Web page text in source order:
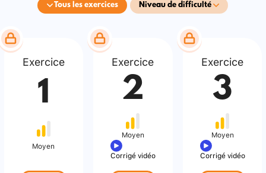
Tous les exercices Niveau de difficulté
Exercice
1
Moyen
Exercice
2
Moyen
Corrigé vidéo
Exercice
3
Moyen
Corrigé vidéo